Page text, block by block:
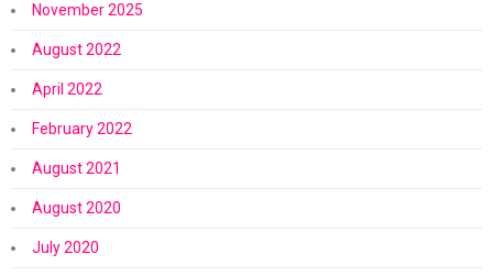
November 2025
August 2022
April 2022
February 2022
August 2021
August 2020
July 2020